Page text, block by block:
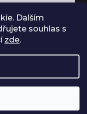
Dalším
souhlas s
zde.
práva vyhrazena.Upravit